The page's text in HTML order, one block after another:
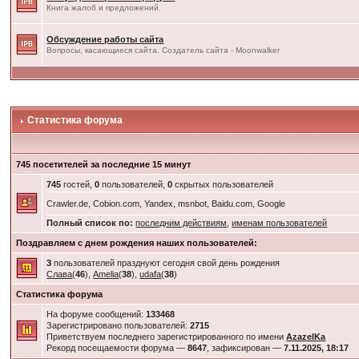
Книга жалоб и предложений.
Обсуждение работы сайта
Вопросы, касающиеся сайта. Создатель сайта - Moonwalker
Статистика форума
745 посетителей за последние 15 минут
745 гостей,0 пользователей,0 скрытых пользователей
Crawler.de, Cobion.com, Yandex, msnbot, Baidu.com, Google
Полный список по: последним действиям ,именам пользователей
Поздравляем с днем рождения наших пользователей:
3 пользователей празднуют сегодня свой день рождения
Слава(46),Amelia(38),udafa(38)
Статистика форума
На форуме сообщений:133468
Зарегистрировано пользователей:2715
Приветствуем последнего зарегистрированного по имениAzazelKa
Рекорд посещаемости форума —8647 , зафиксирован —7.11.2025, 18:17